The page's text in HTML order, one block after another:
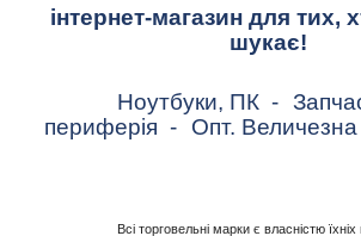
інтернет-магазин для тих,
шукає!
Ноутбуки, ПК -
периферія - Опт.
Всі торговельні марки є власністю їхніх